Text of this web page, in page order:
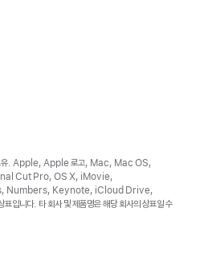
. Apple, Apple 로고, Mac, Mac OS,
Cut Pro, OS X, iMovie,
Numbers, Keynote, iCloud Drive,
니다. 타 회사 및 제품명은 해당 회사의 상표일 수